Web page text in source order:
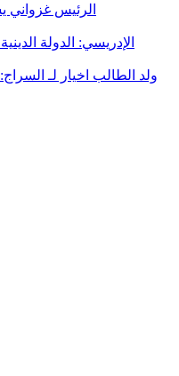
الرئيس غزواني
الإدريسي: الدولة
ولد الطالب اخيار لـ